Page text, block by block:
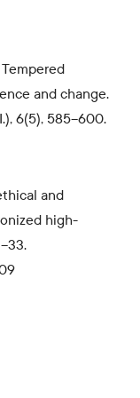
Tempered
and change.
6(5), 585–600.
and
high-